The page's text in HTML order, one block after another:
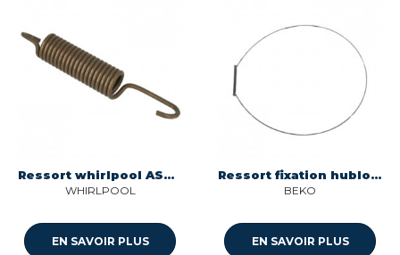
Ressort whirlpool ASWU753399
WHIRLPOOL
EN SAVOIR PLUS
Ressort fixation hublot pour lave-linge Beko 2603901100
BEKO
EN SAVOIR PLUS